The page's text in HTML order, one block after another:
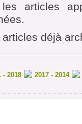
articles
déjà
- 2018
2017 - 2014